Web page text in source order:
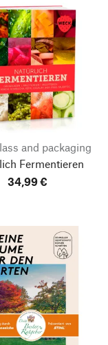
and packaging
Fermentieren
34,99 €